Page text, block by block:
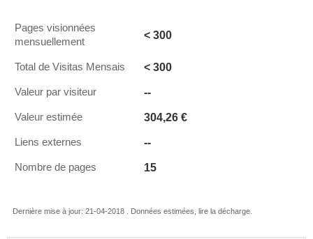
Pages visionnées
mensuellement
< 300
Total de Visitas Mensais < 300
Valeur par visiteur --
Valeur estimée 304,26 €
Liens externes --
Nombre de pages 15
Dernière mise à jour: 21-04-2018 . Données estimées, lire la décharge.